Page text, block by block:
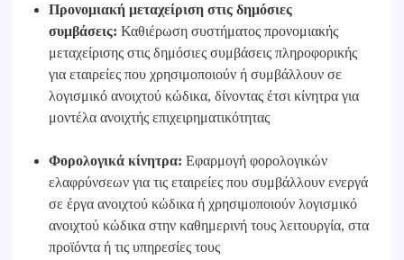
Προνομιακή μεταχείριση στις δημόσιες
συμβάσεις: Καθιέρωση συστήματος προνομιακής
μεταχείρισης στις δημόσιες συμβάσεις πληροφορικής
για εταιρείες που χρησιμοποιούν ή συμβάλλουν σε
λογισμικό ανοιχτού κώδικα, δίνοντας έτσι κίνητρα για
μοντέλα ανοιχτής επιχειρηματικότητας
Φορολογικά κίνητρα: Εφαρμογή φορολογικών
ελαφρύνσεων για τις εταιρείες που συμβάλλουν ενεργά
σε έργα ανοιχτού κώδικα ή χρησιμοποιούν λογισμικό
ανοιχτού κώδικα στην καθημερινή τους λειτουργία, στα
προϊόντα ή τις υπηρεσίες τους